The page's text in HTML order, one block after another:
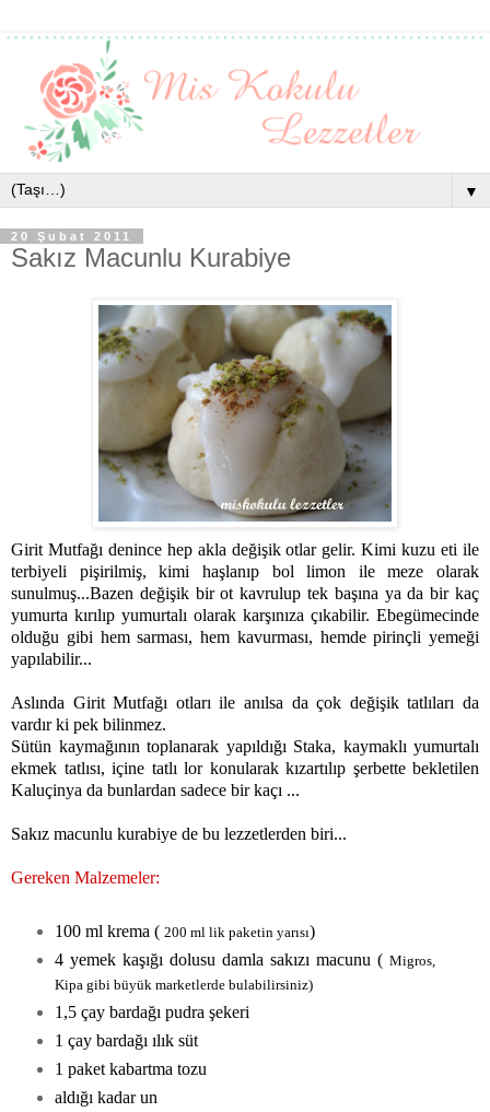
▼
20 Şubat 2011
Sakız Macunlu Kurabiye
Girit Mutfağı denince hep akla değişik otlar gelir. Kimi kuzu eti ile
terbiyeli pişirilmiş, kimi haşlanıp bol limon ile meze olarak
sunulmuş...Bazen değişik bir ot kavrulup tek başına ya da bir kaç
yumurta kırılıp yumurtalı olarak karşınıza çıkabilir. Ebegümecinde
olduğu gibi hem sarması, hem kavurması, hemde pirinçli yemeği
yapılabilir...
Aslında Girit Mutfağı otları ile anılsa da çok değişik tatlıları da
vardır ki pek bilinmez.
Sütün kaymağının toplanarak yapıldığı Staka, kaymaklı yumurtalı
ekmek tatlısı, içine tatlı lor konularak kızartılıp şerbette bekletilen
Kaluçinya da bunlardan sadece bir kaçı ...
Sakız macunlu kurabiye de bu lezzetlerden biri...
Gereken Malzemeler:
100 ml krema ( 200 ml lik paketin yarısı)
4 yemek kaşığı dolusu damla sakızı macunu (Migros,
Kipa gibi büyük marketlerde bulabilirsiniz)
1,5 çay bardağı pudra şekeri
1 çay bardağı ılık süt
1 paket kabartma tozu
aldığı kadar un